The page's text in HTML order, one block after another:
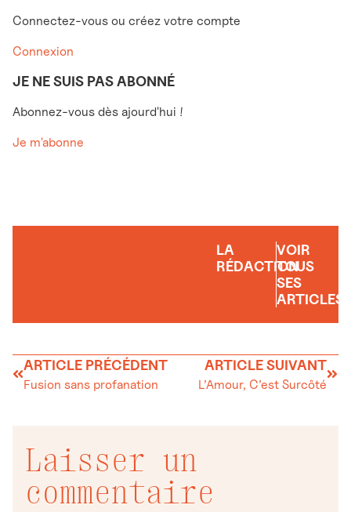
Connectez-vous ou créez votre compte
Connexion
JE NE SUIS PAS ABONNÉ
Abonnez-vous dès ajourd'hui !
Je m'abonne
LA
RÉDACTION
VOIR
TOUS
SES
ARTICLES
ARTICLE PRÉCÉDENT
Fusion sans profanation
ARTICLE SUIVANT
L’Amour, C’est Surcôté
Laisser un
commentaire